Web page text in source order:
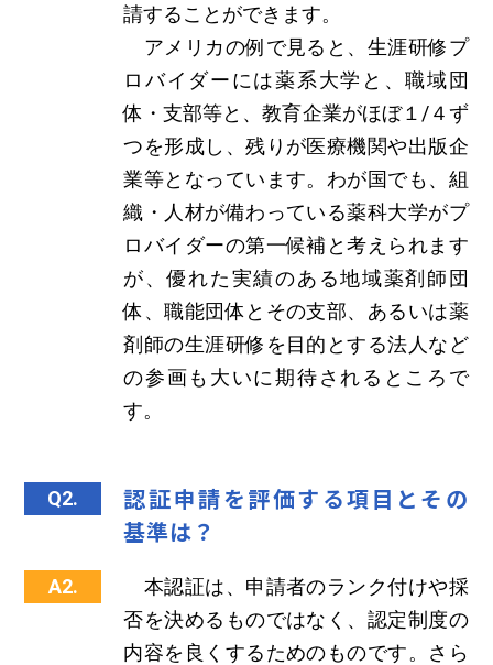
請することができます。
アメリカの例で見ると、生涯研修プ
ロバイダーには薬系大学と、職域団
体・支部等と、教育企業がほぼ１/４ず
つを形成し、残りが医療機関や出版企
業等となっています。わが国でも、組
織・人材が備わっている薬科大学がプ
ロバイダーの第一候補と考えられます
が、優れた実績のある地域薬剤師団
体、職能団体とその支部、あるいは薬
剤師の生涯研修を目的とする法人など
の参画も大いに期待されるところで
す。
Q2.
認証申請を評価する項目とその
基準は？
A2.
本認証は、申請者のランク付けや採
否を決めるものではなく、認定制度の
内容を良くするためのものです。さら